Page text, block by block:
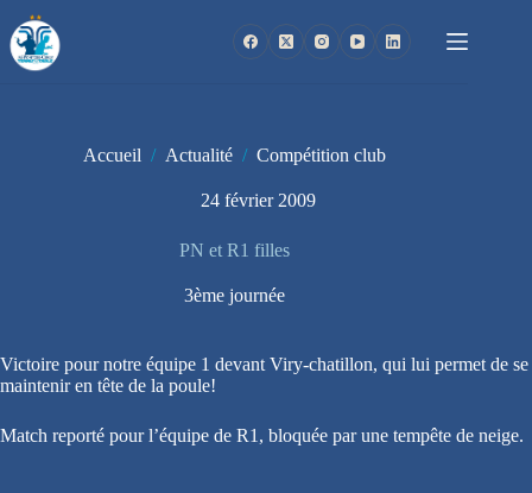
au
contenu
Accueil / Actualité / Compétition club
24 février 2009
PN et R1 filles
3ème journée
Victoire pour notre équipe 1 devant Viry-chatillon, qui lui permet de se
maintenir en tête de la poule!
Match reporté pour l’équipe de R1, bloquée par une tempête de neige.